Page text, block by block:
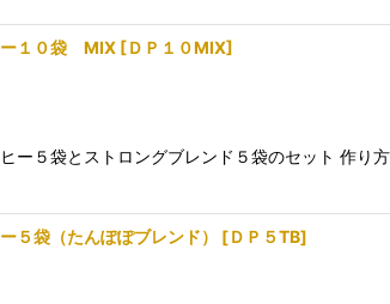
ー１０袋 MIX [ＤＰ１０MIX]
ー５袋とストロングブレンド５袋のセット 作り
５袋（たんぽぽブレンド） [ＤＰ５TB]